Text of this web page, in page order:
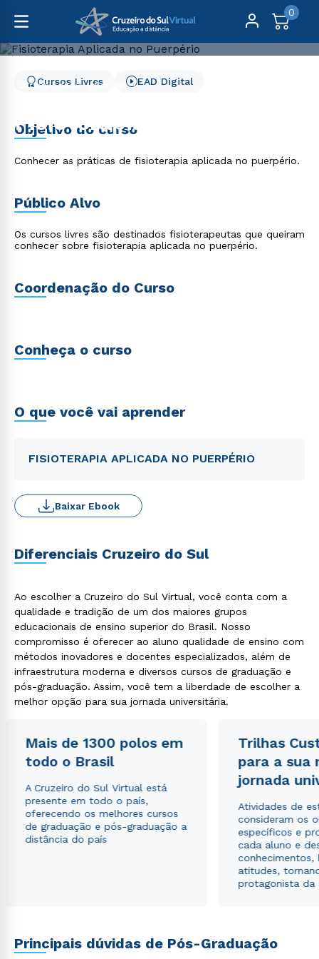
0
Cursos Livres
Saúde
Fisioterapia Aplicada no
Puerpério
Cursos Livres EAD Digital
Objetivo do curso
Conhecer as práticas de fisioterapia aplicada no puerpério.
Público Alvo
Os cursos livres são destinados fisioterapeutas que queiram
conhecer sobre fisioterapia aplicada no puerpério.
Coordenação do Curso
Conheça o curso
O que você vai aprender
FISIOTERAPIA APLICADA NO PUERPÉRIO
Baixar Ebook
Diferenciais Cruzeiro do Sul
Ao escolher a Cruzeiro do Sul Virtual, você conta com a
qualidade e tradição de um dos maiores grupos
educacionais de ensino superior do Brasil. Nosso
compromisso é oferecer ao aluno qualidade de ensino com
métodos inovadores e docentes especializados, além de
infraestrutura moderna e diversos cursos de graduação e
pós-graduação. Assim, você tem a liberdade de escolher a
melhor opção para sua jornada universitária.
Mais de 1300 polos em
todo o Brasil
A Cruzeiro do Sul Virtual está
presente em todo o país,
oferecendo os melhores cursos
de graduação e pós-graduação a
distância do país
Trilhas
para a sua
jornada
Atividades de
consideram os
específicos e
cada aluno e
conhecimentos,
atitudes,
protagonista da
Principais dúvidas de Pós-Graduação